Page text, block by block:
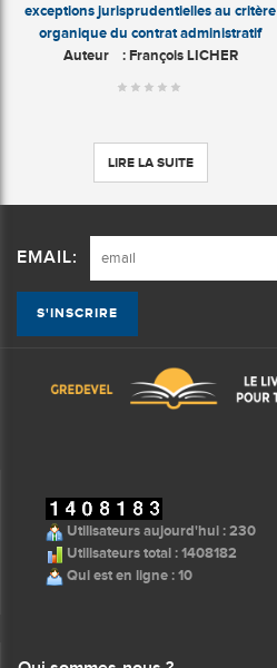
exceptions jurisprudentielles au critère
organique du contrat administratif
Auteur: François LICHER
LIRE LA SUITE
EMAIL:
Utilisateurs aujourd'hui : 230
Utilisateurs total : 1408182
Qui est en ligne : 10